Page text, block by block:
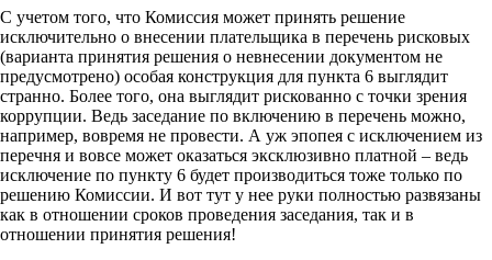
С учетом того, что Комиссия может принять решение
исключительно о внесении плательщика в перечень рисковых
(варианта принятия решения о невнесении документом не
предусмотрено) особая конструкция для пункта 6 выглядит
странно. Более того, она выглядит рискованно с точки зрения
коррупции. Ведь заседание по включению в перечень можно,
например, вовремя не провести. А уж эпопея с исключением из
перечня и вовсе может оказаться эксклюзивно платной – ведь
исключение по пункту 6 будет производиться тоже только по
решению Комиссии. И вот тут у нее руки полностью развязаны
как в отношении сроков проведения заседания, так и в
отношении принятия решения!